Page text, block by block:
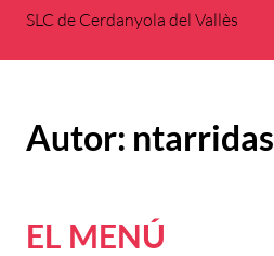
SLC de Cerdanyola del Vallès
Autor: ntarridas
EL MENÚ